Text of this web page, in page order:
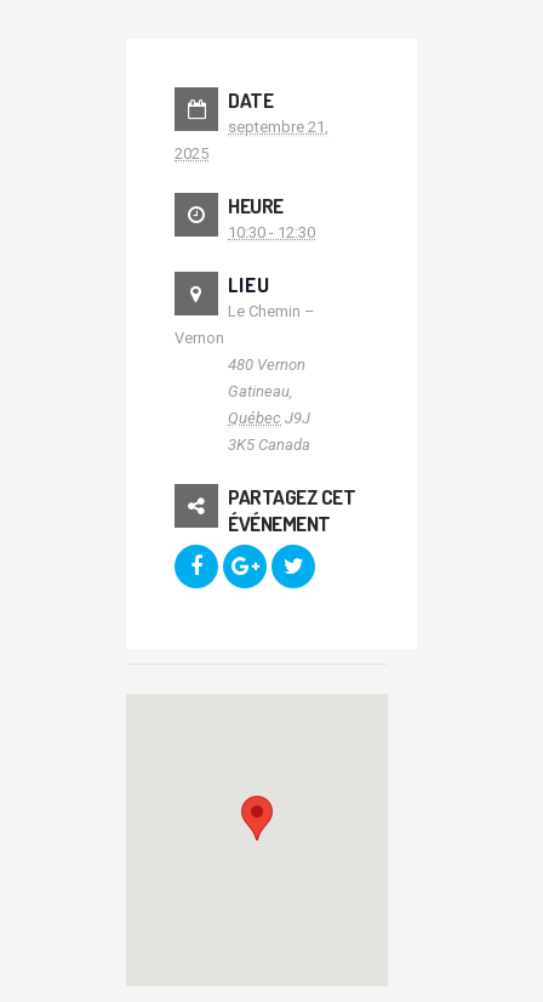
DATE
septembre 21,
2025
HEURE
10:30 - 12:30
LIEU
Le Chemin –
Vernon
480 Vernon
Gatineau,
Québec J9J
3K5 Canada
PARTAGEZ CET
ÉVÉNEMENT